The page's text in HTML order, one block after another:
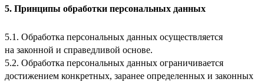
5. Принципы обработки персональных данных
5.1. Обработка персональных данных осуществляется
на законной и справедливой основе.
5.2. Обработка персональных данных ограничивается
достижением конкретных, заранее определенных и законных